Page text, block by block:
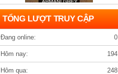
TỔNG LƯỢT TRUY CẬP
Đang online: 0
Hôm nay: 194
Hôm qua: 248